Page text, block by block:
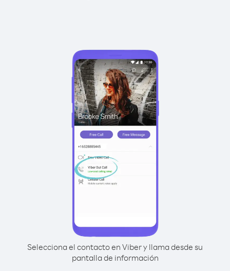
Selecciona el contacto en Viber y llama desde su
pantalla de información